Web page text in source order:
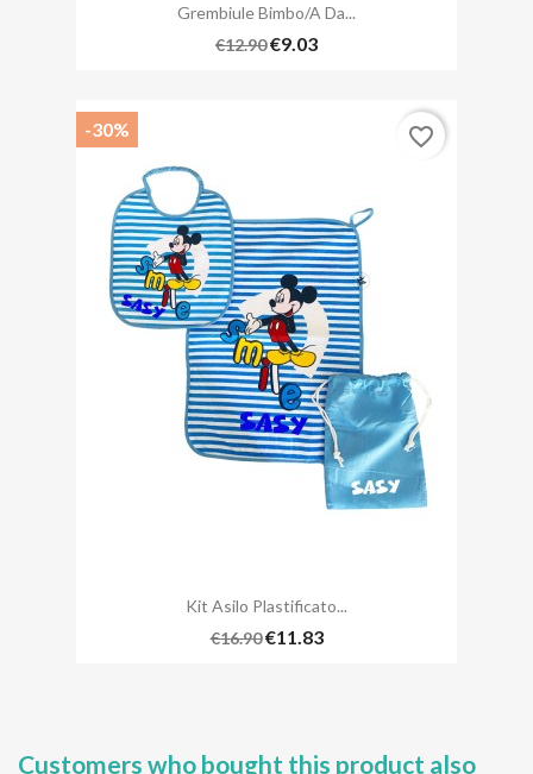
Grembiule Bimbo/a Da...
€12.90€9.03
Kit Asilo Plastificato...
€16.90 €11.83
-30% favorite_border
Customers who bought this product also